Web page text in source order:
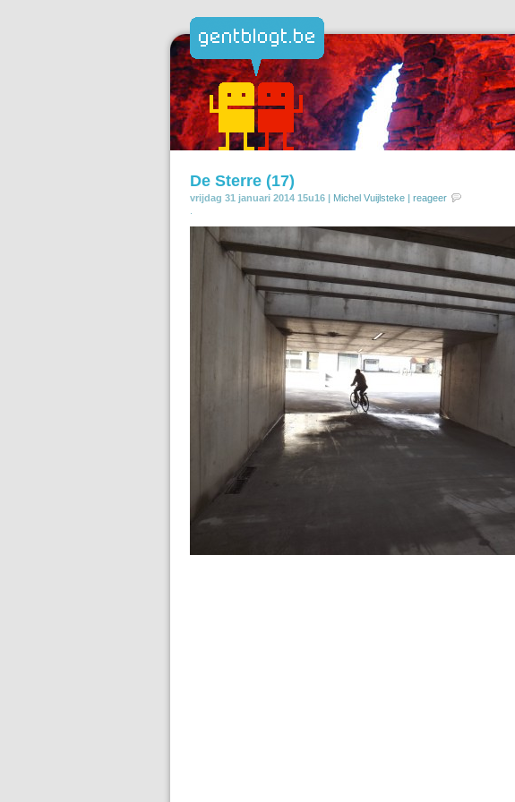
De Sterre (17)
vrijdag 31 januari 2014 15u16 | Michel Vuijlsteke | reageer